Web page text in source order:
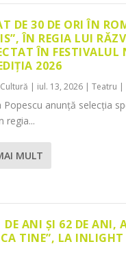
DE 30 DE ORI ÎN
ÎN REGIA LUI
ÎN FESTIVALUL
2026
| iul. 13, 2026| Teatru |
Popescu anunță selecția
regia...
MULT
ANI ȘI 62 DE ANI,
TINE”, LA INLIGHT